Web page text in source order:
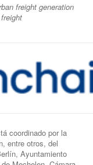
freight generation
coordinado por la
entre otros, del
Ayuntamiento